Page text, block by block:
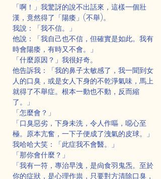
「啊！」我驚訝的說不出話來，這樣一個壯
漢，竟然得了「陽痿」(不舉)。
我說：「我不信。」
他說：「我自己也不信，但確實是如此。我有
時會陽痿，有時又不會。」
「什麼原因？」我很好奇。
他告訴我：「我的鼻子太敏感了，我一聞到女
人的口臭，或是女人下身的不乾淨氣味，馬上
就得了不舉症。根本一動也不動，反而縮
了。」
「怎麼會？」
「口臭惡劣，下身未洗，令人作嘔，噁心至
極。原本亢奮，一下子便成了洩氣的皮球。」
我哈哈大笑：「此症我不會醫。」
「那你會什麼？」
「我有一符，專治早洩，是尙食羽鬼炁。至於
你的症狀，是心理作祟，只要對方清除口臭，